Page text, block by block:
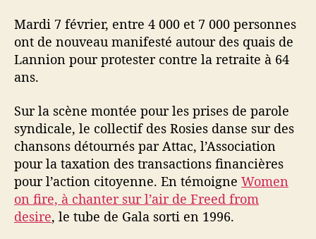
F
r
e
f
r
m
d
e
s
i
Mardi 7 février, entre 4 000 et 7 000 personnes
ont de nouveau manifesté autour des quais de
Lannion pour protester contre la retraite à 64
ans.
Sur la scène montée pour les prises de parole
syndicale, le collectif des Rosies danse sur des
chansons détournés par Attac, l’Association
pour la taxation des transactions financières
pour l’action citoyenne. En témoigne Women
on fire, à chanter sur l’air de Freed from
desire, le tube de Gala sorti en 1996.